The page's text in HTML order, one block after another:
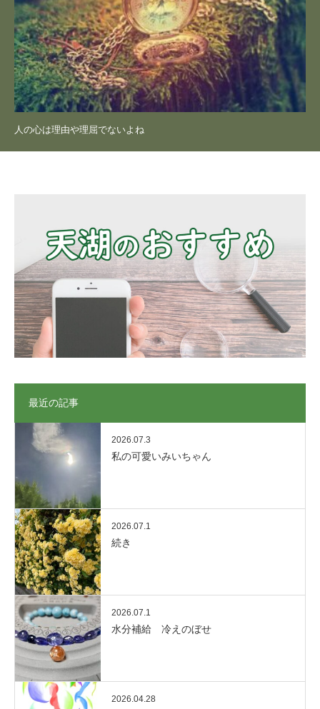
人の心は理由や理屈でないよね
最近の記事
2026.07.3
私の可愛いみいちゃん
2026.07.1
続き
2026.07.1
水分補給 冷えのぼせ
2026.04.28